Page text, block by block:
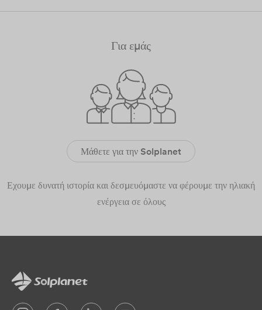
Για εμάς
Μάθετε για την Solplanet
Εχουμε δυνατή ιστορία και δεσμευόμαστε να φέρουμε την ηλιακή
ενέργεια σε όλους